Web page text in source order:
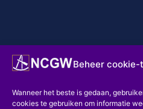
Beheer
Wanneer het beste is gedaan,
cookies te gebruiken om informatie